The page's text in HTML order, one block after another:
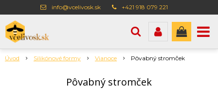
info@vcelivosk.sk +421 918 079 221
Úvod Silikónové formy Vianoce Pôvabný stromček
Pôvabný stromček